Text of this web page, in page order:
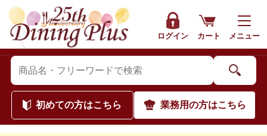
ログイン カート メニュー
初めての方はこちら 業務用の方はこちら